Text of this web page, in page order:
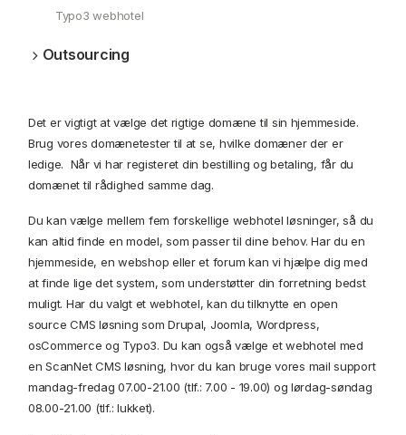
Typo3 webhotel
Outsourcing
Det er vigtigt at vælge det rigtige domæne til sin hjemmeside.
Brug vores domænetester til at se, hvilke domæner der er
ledige. Når vi har registeret din bestilling og betaling, får du
domænet til rådighed samme dag.
Du kan vælge mellem fem forskellige webhotel løsninger, så du
kan altid finde en model, som passer til dine behov. Har du en
hjemmeside, en webshop eller et forum kan vi hjælpe dig med
at finde lige det system, som understøtter din forretning bedst
muligt. Har du valgt et webhotel, kan du tilknytte en open
source CMS løsning som Drupal, Joomla, Wordpress,
osCommerce og Typo3. Du kan også vælge et webhotel med
en ScanNet CMS løsning, hvor du kan bruge vores mail support
mandag-fredag 07.00-21.00 (tlf.: 7.00 - 19.00) og lørdag-søndag
08.00-21.00 (tlf.: lukket).